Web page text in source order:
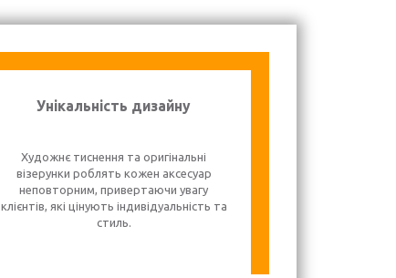
Унікальність дизайну
Художнє тиснення та оригінальні
візерунки роблять кожен аксесуар
неповторним, привертаючи увагу
клієнтів, які цінують індивідуальність та
стиль.